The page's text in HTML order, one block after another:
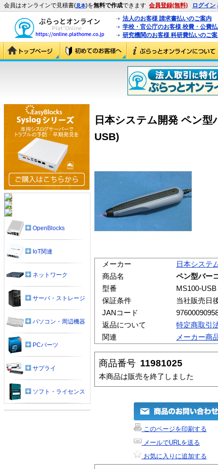
会員はオンラインで見積書(見本)を無料で作成できます 会員登録(無料) ログイン
法人のお客様 請求書払いのご案内
学校・官公庁のお客様 校費・公費
研究機関のお客様 科研費払いのご
日本システム開発 ペン
USB)
メーカー
日本システ
商品名
ペン型バー
型番
MS100-USB
保証条件
当社販売日
JANコード
返品について
特定商取引
関連
メーカー商
商品番号 11981025
本商品は販売を終了しました
このページを印刷する
メールでURLを送る
お気に入りに追加する
OpenBlocks
IoT関連
ネットワーク
サーバ・ストレージ
パソコン・周辺機器
PCパーツ
サプライ
ソフト・ライセンス